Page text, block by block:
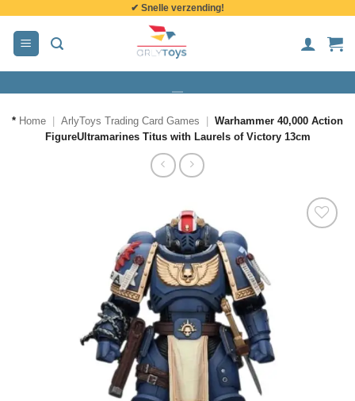
inhoud
✔ Snelle verzending!
* Home ArlyToys Trading Card Games
Warhammer 40,000 Action
FigureUltramarines Titus with Laurels of Victory 13cm